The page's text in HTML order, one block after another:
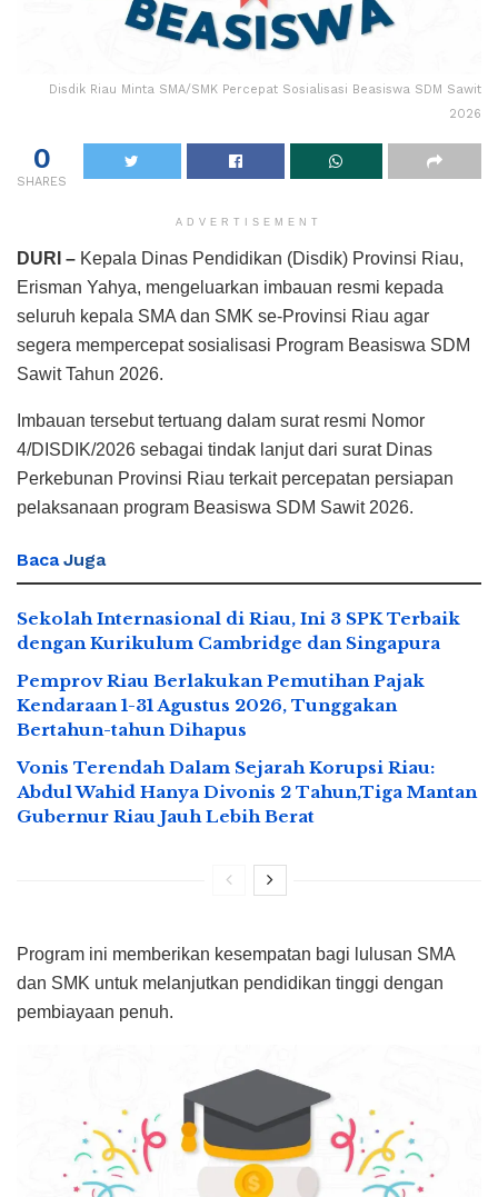
Disdik Riau Minta SMA/SMK Percepat Sosialisasi Beasiswa SDM Sawit
2026
0
SHARES
ADVERTISEMENT
DURI – Kepala Dinas Pendidikan (Disdik) Provinsi Riau,
Erisman Yahya, mengeluarkan imbauan resmi kepada
seluruh kepala SMA dan SMK se-Provinsi Riau agar
segera mempercepat sosialisasi Program Beasiswa SDM
Sawit Tahun 2026.
Imbauan tersebut tertuang dalam surat resmi Nomor
4/DISDIK/2026 sebagai tindak lanjut dari surat Dinas
Perkebunan Provinsi Riau terkait percepatan persiapan
pelaksanaan program Beasiswa SDM Sawit 2026.
Baca Juga
Sekolah Internasional di Riau, Ini 3 SPK Terbaik
dengan Kurikulum Cambridge dan Singapura
Pemprov Riau Berlakukan Pemutihan Pajak
Kendaraan 1-31 Agustus 2026, Tunggakan
Bertahun-tahun Dihapus
Vonis Terendah Dalam Sejarah Korupsi Riau:
Abdul Wahid Hanya Divonis 2 Tahun,Tiga Mantan
Gubernur Riau Jauh Lebih Berat
Program ini memberikan kesempatan bagi lulusan SMA
dan SMK untuk melanjutkan pendidikan tinggi dengan
pembiayaan penuh.